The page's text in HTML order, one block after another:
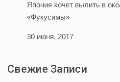
Япония хочет вылить в
«Фукусимы»
30 июня, 2017
Свежие Записи